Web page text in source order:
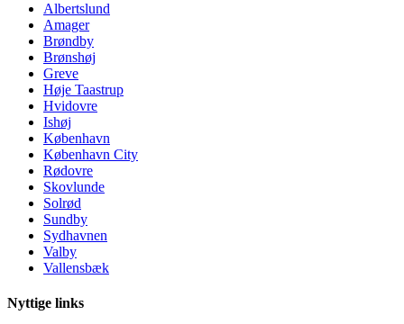
Albertslund
Amager
Brøndby
Brønshøj
Greve
Høje Taastrup
Hvidovre
Ishøj
København
København City
Rødovre
Skovlunde
Solrød
Sundby
Sydhavnen
Valby
Vallensbæk
Nyttige links